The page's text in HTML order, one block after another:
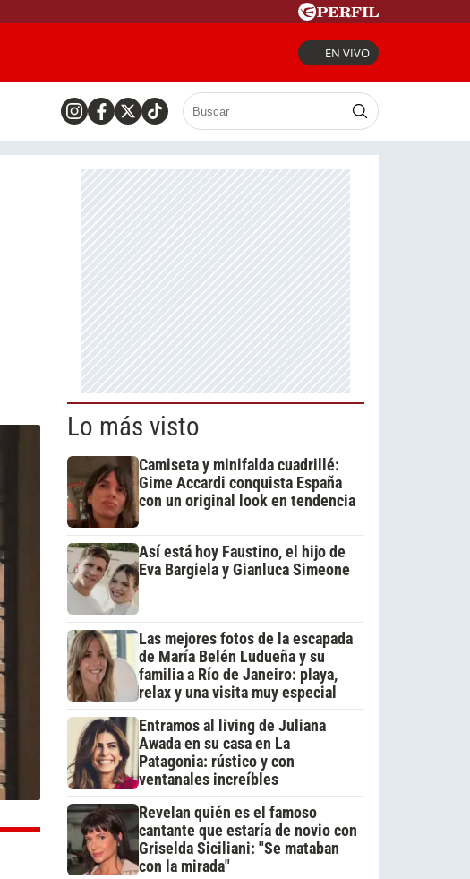
EN VIVO
Lo más visto
Camiseta y minifalda cuadrillé:
Gime Accardi conquista España
con un original look en tendencia
Así está hoy Faustino, el hijo de
Eva Bargiela y Gianluca Simeone
Las mejores fotos de la escapada
de María Belén Ludueña y su
familia a Río de Janeiro: playa,
relax y una visita muy especial
Entramos al living de Juliana
Awada en su casa en La
Patagonia: rústico y con
ventanales increíbles
Revelan quién es el famoso
cantante que estaría de novio con
Griselda Siciliani: "Se mataban
con la mirada"